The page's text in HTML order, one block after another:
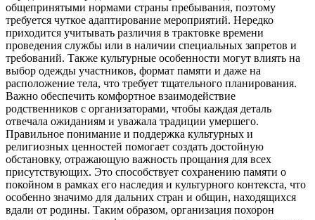
общепринятыми нормами страны пребывания, поэтому
требуется чуткое адаптирование мероприятий. Нередко
приходится учитывать различия в трактовке времени
проведения службы или в наличии специальных запретов и
требований. Также культурные особенности могут влиять на
выбор одежды участников, формат памяти и даже на
расположение тела, что требует тщательного планирования.
Важно обеспечить комфортное взаимодействие
родственников с организаторами, чтобы каждая деталь
отвечала ожиданиям и уважала традиции умершего.
Правильное понимание и поддержка культурных и
религиозных ценностей помогает создать достойную
обстановку, отражающую важность прощания для всех
присутствующих. Это способствует сохранению памяти о
покойном в рамках его наследия и культурного контекста, что
особенно значимо для дальних стран и общин, находящихся
вдали от родины. Таким образом, организация похорон